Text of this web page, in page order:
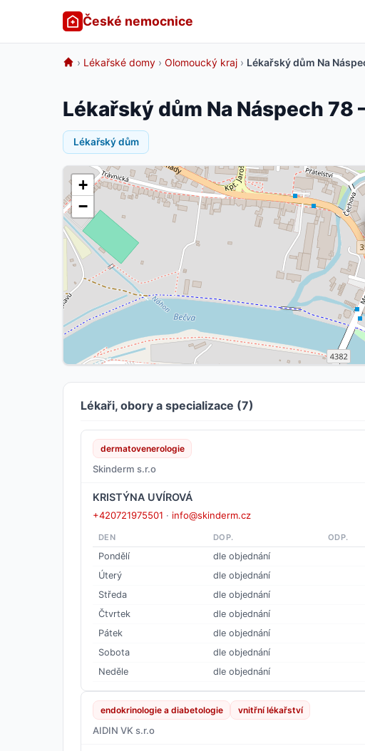
České nemocnice
› Lékařské domy › Olomoucký kraj › Lékařský dům Na
Lékařský dům Na Náspech 78
Lékařský dům
+
−
Lékaři, obory a specializace (7)
dermatovenerologie
Skinderm s.r.o
KRISTÝNA UVÍROVÁ
+420721975501 · info@skinderm.cz
DEN DOP. ODP.
Pondělí
dle objednání
Úterý
dle objednání
Středa
dle objednání
Čtvrtek
dle objednání
Pátek
dle objednání
Sobota
dle objednání
Neděle
dle objednání
endokrinologie a diabetologie vnitřní lékařství
AIDIN VK s.r.o